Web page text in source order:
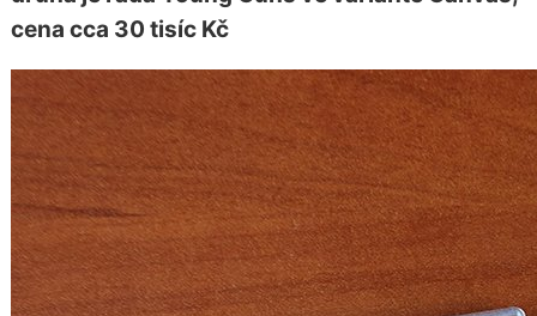
cena cca 30 tisíc Kč